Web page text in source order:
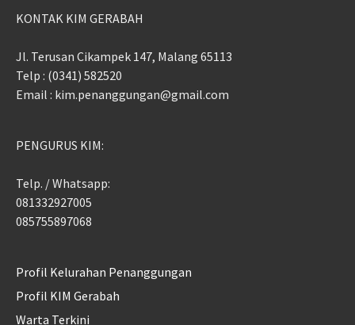
KONTAK KIM GERABAH
Jl. Terusan Cikampek 147, Malang 65113
Telp : (0341) 582520
Email : kim.penanggungan@gmail.com
PENGURUS KIM:
Telp. / Whatsapp:
081332927005
085755897068
Profil Kelurahan Penanggungan
Profil KIM Gerabah
Warta Terkini